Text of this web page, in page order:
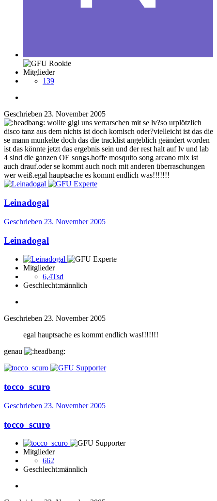
Mitglieder
139
Geschrieben 23. November 2005
wollte gigi uns verrarschen mit se lv?so urplötzlich
disco tanz aus dem nichts ist doch komisch oder?vielleicht ist das die
se mann munkelte doch das die tracklist angeblich geändert worden
ist das könnte jetzt das ergebnis sein und der rest halt auf lv und lab
4 sind die ganzen OE songs.hoffe mosquito song arcano mix ist
auch drauf.oder se kommt auch noch mit anderen überraschungen
wer weiß.egal hauptsache es kommt endlich was!!!!!!!
Leinadogal
Geschrieben 23. November 2005
Leinadogal
Mitglieder
6,4Tsd
Geschlecht:männlich
Geschrieben 23. November 2005
egal hauptsache es kommt endlich was!!!!!!!
genau
tocco_scuro
Geschrieben 23. November 2005
tocco_scuro
Mitglieder
662
Geschlecht:männlich